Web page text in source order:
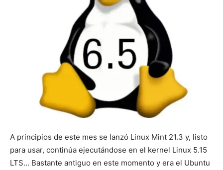
A principios de este mes se lanzó Linux Mint 21.3 y, listo
para usar, continúa ejecutándose en el kernel Linux 5.15
LTS… Bastante antiguo en este momento y era el Ubuntu